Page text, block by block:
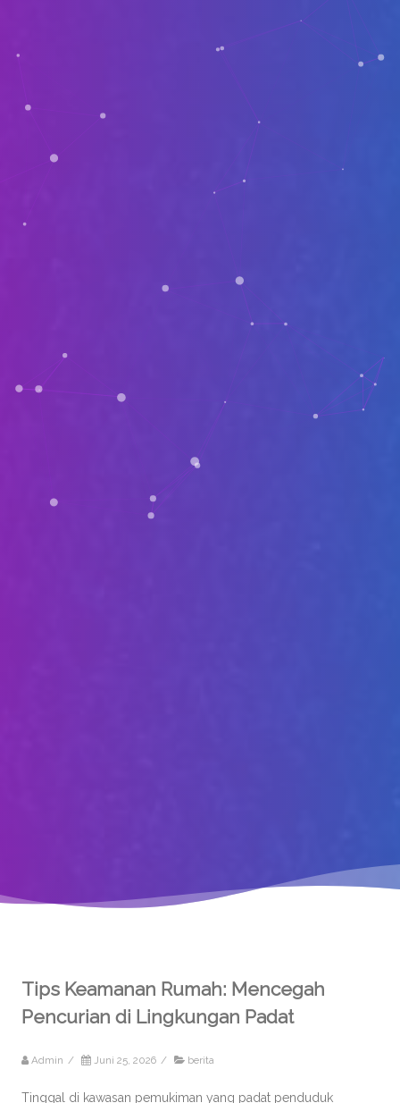
Tips Keamanan Rumah: Mencegah
Pencurian di Lingkungan Padat
Admin / Juni 25, 2026 / berita
Tinggal di kawasan pemukiman yang padat penduduk